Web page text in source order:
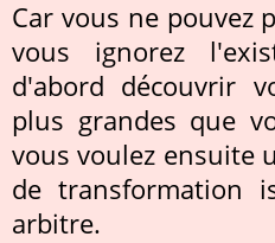
Car vous ne pouvez
vous ignorez
d'abord découvrir
plus grandes que
vous voulez ensuite
de transformation
arbitre.